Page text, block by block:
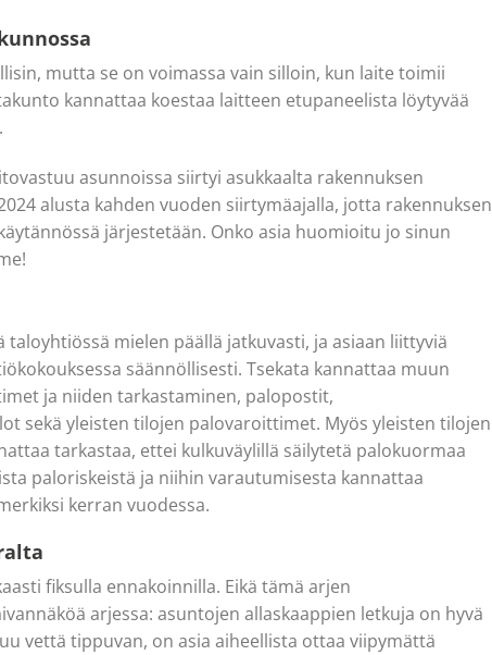
mutta se on voimassa vain silloin, kun laite toimii
kannattaa koestaa laitteen etupaneelista löytyvää
asunnoissa siirtyi asukkaalta rakennuksen
alusta kahden vuoden siirtymäajalla, jotta rakennuksen
järjestetään. Onko asia huomioitu jo sinun
mielen päällä jatkuvasti, ja asiaan liittyviä
säännöllisesti. Tsekata kannattaa muun
ja niiden tarkastaminen, palopostit,
sekä yleisten tilojen palovaroittimet. Myös yleisten tilojen
tarkastaa, ettei kulkuväylillä säilytetä palokuormaa
paloriskeistä ja niihin varautumisesta kannattaa
kerran vuodessa.
fiksulla ennakoinnilla. Eikä tämä arjen
arjessa: asuntojen allaskaappien letkuja on hyvä
vettä tippuvan, on asia aiheellista ottaa viipymättä